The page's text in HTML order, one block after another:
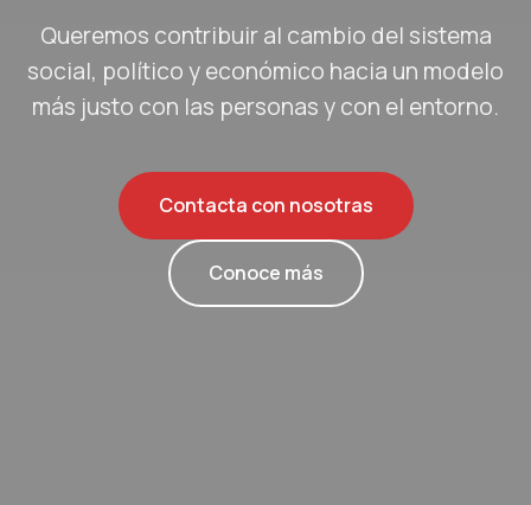
Queremos contribuir al cambio del sistema
social, político y económico hacia un modelo
más justo con las personas y con el entorno.
Contacta con nosotras
Conoce más